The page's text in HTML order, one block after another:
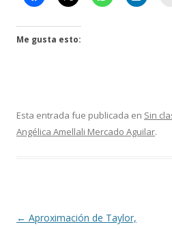
Me gusta esto:
Esta entrada fue publicada en Sin
Angélica Amellali Mercado Aguilar.
Navegación
← Aproximación de Taylor,